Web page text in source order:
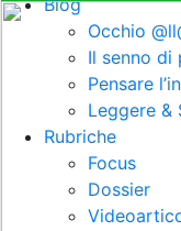
Blog
Occhio
Il senno di
Pensare
Leggere &
Rubriche
Focus
Dossier